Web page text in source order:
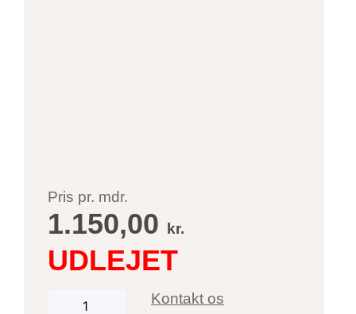
Pris pr. mdr.
1.150,00 kr.
Kontakt os